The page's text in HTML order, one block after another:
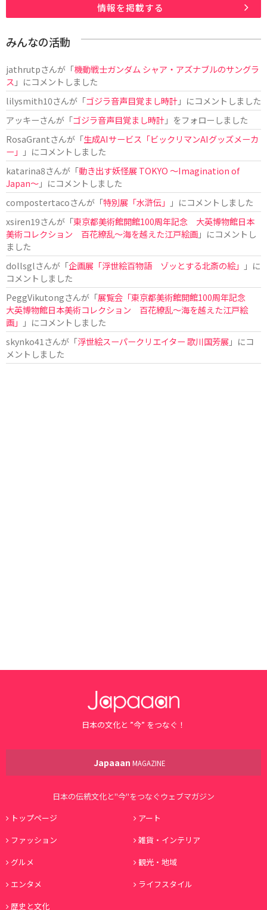
情報を掲載する
みんなの活動
jathrutpさんが「機動戦士ガンダム シャア・アズナブルのサングラ
ス 」にコメントしました
lilysmith10さんが「ゴジラ音声目覚まし時計」にコメントしました
アッキーさんが「ゴジラ音声目覚まし時計」をフォローしました
RosaGrantさんが「生成AIサービス「ビックリマンAIグッズメーカ
ー」
」にコメントしました
katarina8さんが「動き出す妖怪展 TOKYO 〜Imagination of
Japan〜」にコメントしました
compostertacoさんが「特別展「水滸伝」
」にコメントしました
xsiren19さんが「東京都美術館開館100周年記念 大英博物館日本
美術コレクション 百花繚乱～海を越えた江戸絵画」にコメントし
ました
dollsglさんが「企画展「浮世絵百物語 ゾッとする北斎の絵」
」に
コメントしました
PeggVikutongさんが「展覧会「東京都美術館開館100周年記念
大英博物館日本美術コレクション 百花繚乱〜海を越えた江戸絵
画」
」にコメントしました
skynko41 さんが「浮世絵スーパークリエイター 歌川国芳展 」にコ
メントしました
日本の文化と ”今” をつなぐ！
Japaaan MAGAZINE
日本の伝統文化と"今"をつなぐウェブマガジン
トップページ
アート
ファッション
雑貨・インテリア
グルメ
観光・地域
エンタメ
ライフスタイル
歴史と文化